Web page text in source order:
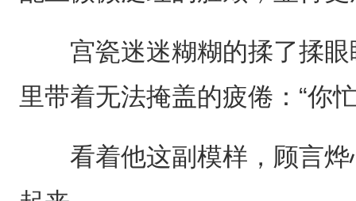
宫瓷迷迷糊糊的揉了揉眼
里带着无法掩盖的疲倦：“你
看着他这副模样，顾言烨